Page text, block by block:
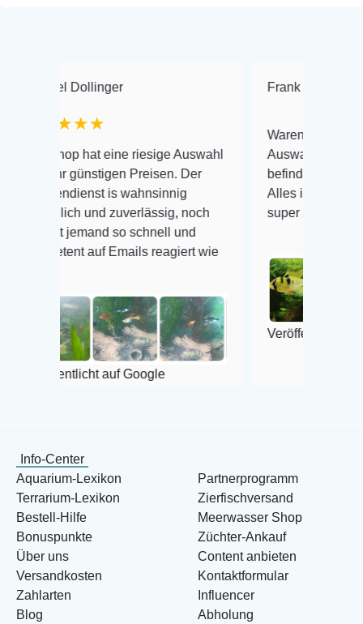
hat eine riesige Auswahl
Preisen. Der
is wahnsinnig
und zuverlässig, noch
so schnell und
auf Emails reagiert wie
auf Google
Frank Hackmayer
Warenanlieferung Top und
Auswahl plus
befinden der Fische
Alles ist quick lebendig und
super Zustand. Gerne
Veröffentlicht auf Google
Info-Center
Aquarium-Lexikon
Terrarium-Lexikon
Bestell-Hilfe
Bonuspunkte
Über uns
Versandkosten
Zahlarten
Blog
Partnerprogramm
Zierfischversand
Meerwasser Shop
Züchter-Ankauf
Content anbieten
Kontaktformular
Influencer
Abholung